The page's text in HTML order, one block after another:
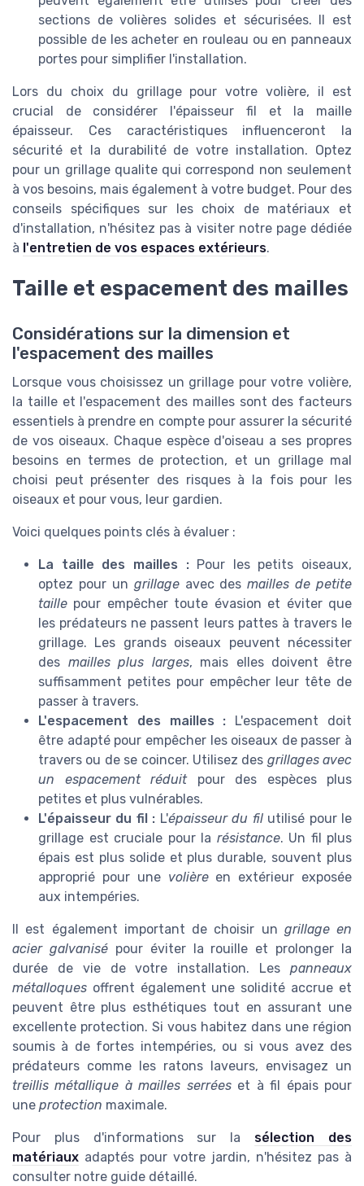
sections de volières solides et sécurisées. Il est
possible de les acheter en rouleau ou en panneaux
portes pour simplifier l'installation.
Lors du choix du grillage pour votre volière, il est
crucial de considérer l'épaisseur fil et la maille
épaisseur. Ces caractéristiques influenceront la
sécurité et la durabilité de votre installation. Optez
pour un grillage qualite qui correspond non seulement
à vos besoins, mais également à votre budget. Pour des
conseils spécifiques sur les choix de matériaux et
d'installation, n'hésitez pas à visiter notre page dédiée
à l'entretien de vos espaces extérieurs.
Taille et espacement des mailles
Considérations sur la dimension et
l'espacement des mailles
Lorsque vous choisissez un grillage pour votre volière,
la taille et l'espacement des mailles sont des facteurs
essentiels à prendre en compte pour assurer la sécurité
de vos oiseaux. Chaque espèce d'oiseau a ses propres
besoins en termes de protection, et un grillage mal
choisi peut présenter des risques à la fois pour les
oiseaux et pour vous, leur gardien.
Voici quelques points clés à évaluer :
La taille des mailles :Pour les petits oiseaux,
optez pour un grillageavec desmailles de petite
taille pour empêcher toute évasion et éviter que
les prédateurs ne passent leurs pattes à travers le
grillage. Les grands oiseaux peuvent nécessiter
des mailles plus larges, mais elles doivent être
suffisamment petites pour empêcher leur tête de
passer à travers.
L'espacement des mailles : L'espacement doit
être adapté pour empêcher les oiseaux de passer à
travers ou de se coincer. Utilisez des grillages avec
un espacement réduitpour des espèces plus
petites et plus vulnérables.
L'épaisseur du fil : L'épaisseur du filutilisé pour le
grillage est cruciale pour la résistance. Un fil plus
épais est plus solide et plus durable, souvent plus
approprié pour une volièreen extérieur exposée
aux intempéries.
Il est également important de choisir un grillage en
acier galvanisépour éviter la rouille et prolonger la
durée de vie de votre installation. Les panneaux
métalloques offrent également une solidité accrue et
peuvent être plus esthétiques tout en assurant une
excellente protection. Si vous habitez dans une région
soumis à de fortes intempéries, ou si vous avez des
prédateurs comme les ratons laveurs, envisagez un
treillis métallique à mailles serréeset à fil épais pour
une protection maximale.
Pour plus d'informations sur la sélection des
matériaux adaptés pour votre jardin, n'hésitez pas à
consulter notre guide détaillé.